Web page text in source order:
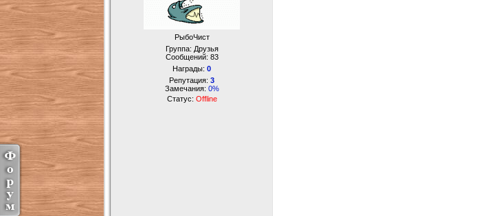
РыбоЧист
Группа: Друзья
Сообщений: 83
Награды: 0
Репутация: 3
Замечания: 0%
Статус: Offline